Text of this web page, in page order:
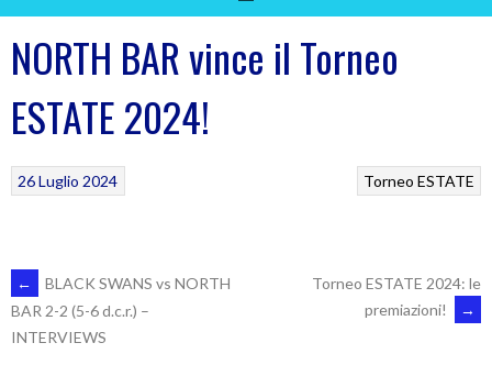
NORTH BAR vince il Torneo
ESTATE 2024!
Torneo ESTATE
26 Luglio 2024
POST
NAVIGATION
←
BLACK SWANS vs NORTH
BAR 2-2 (5-6 d.c.r.) –
INTERVIEWS
Torneo ESTATE 2024: le
premiazioni!
→